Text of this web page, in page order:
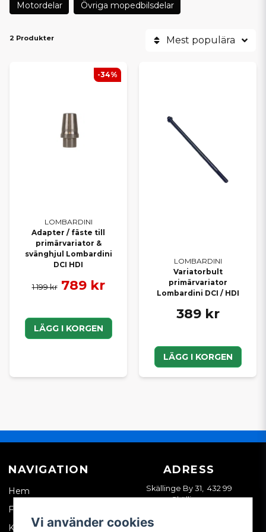
Motordelar
Övriga mopedbilsdelar
2 Produkter Mest populära
LOMBARDINI
Adapter / fäste till
primärvariator &
svänghjul Lombardini
DCI HDI
1 199 kr 789 kr
LÄGG I KORGEN
-34%
LOMBARDINI
Variatorbult
primärvariator
Lombardini DCI / HDI
389 kr
LÄGG I KORGEN
NAVIGATION
Hem
Företagskund
Kontakta oss
ADRESS
Skällinge By 31, 432 99
Skällinge
Vi använder cookies